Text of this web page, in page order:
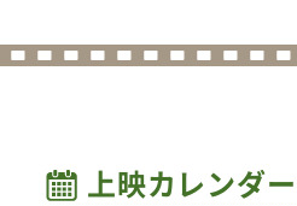
上映カレンダー